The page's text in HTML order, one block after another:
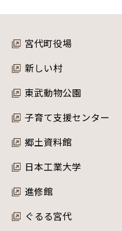
宮代町役場
新しい村
東武動物公園
子育て支援センター
郷土資料館
日本工業大学
進修館
ぐるる宮代